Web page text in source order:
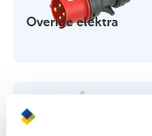
Overige elektra